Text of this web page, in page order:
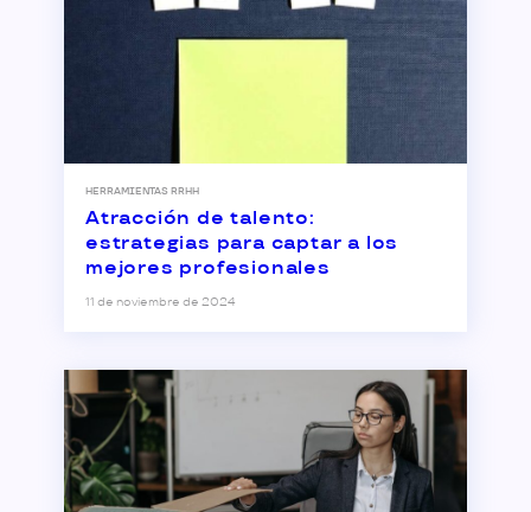
HERRAMIENTAS RRHH
Atracción de talento:
estrategias para captar a los
mejores profesionales
11 de noviembre de 2024